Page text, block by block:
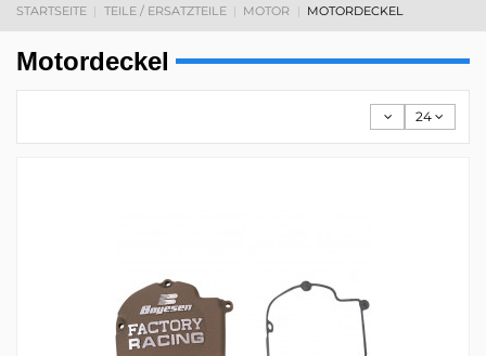
STARTSEITE TEILE / ERSATZTEILE MOTOR MOTORDECKEL
Motordeckel
24